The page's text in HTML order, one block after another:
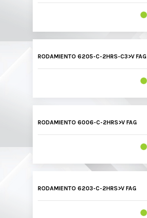
RODAMIENTO 6205-C-2HRS-C3>V FAG
RODAMIENTO 6006-C-2HRS>V FAG
RODAMIENTO 6203-C-2HRS>V FAG